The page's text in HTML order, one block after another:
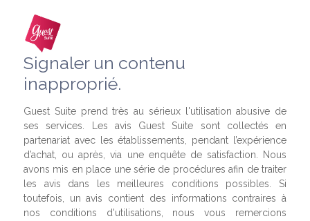
Signaler un contenu
inapproprié.
Guest Suite prend très au sérieux l'utilisation abusive de
ses services. Les avis Guest Suite sont collectés en
partenariat avec les établissements, pendant l’expérience
d’achat, ou après, via une enquête de satisfaction. Nous
avons mis en place une série de procédures afin de traiter
les avis dans les meilleures conditions possibles. Si
toutefois, un avis contient des informations contraires à
nos conditions d'utilisations, nous vous remercions